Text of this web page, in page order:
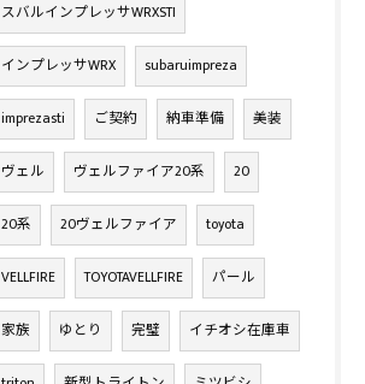
スバルインプレッサWRXSTI
インプレッサWRX subaruimpreza
imprezasti ご契約 納車準備 美装
ヴェル ヴェルファイア20系 20
20系 20ヴェルファイア toyota
VELLFIRE TOYOTAVELLFIRE パール
家族 ゆとり 完璧 イチオシ在庫車